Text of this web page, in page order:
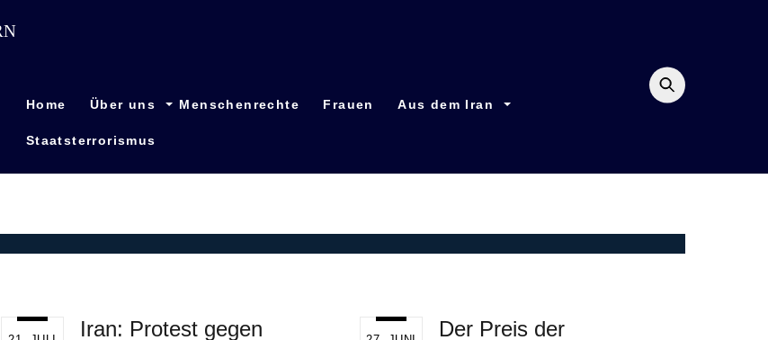
Home Über uns Menschenrechte Frauen Aus dem Iran
Staatsterrorismus
Iran: Protest gegen
Der Preis der